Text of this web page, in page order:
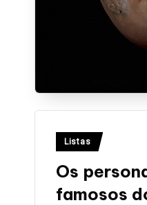
Posted
Listas
Os
famosos